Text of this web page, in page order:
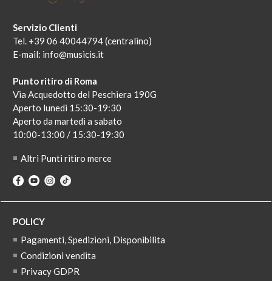
Servizio Clienti
Tel. +39 06 40044794 (centralino)
E-mail: info@musicis.it
Punto ritiro di Roma
Via Acquedotto del Peschiera 190G
Aperto lunedi 15:30-19:30
Aperto da martedi a sabato
10:00-13:00 / 15:30-19:30
Altri Punti ritiro merce
POLICY
Pagamenti, Spedizioni, Disponibilita
Condizioni vendita
Privacy GDPR